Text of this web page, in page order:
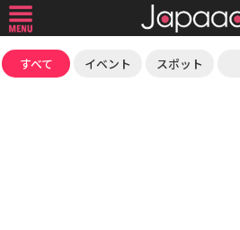
すべて イベント スポット